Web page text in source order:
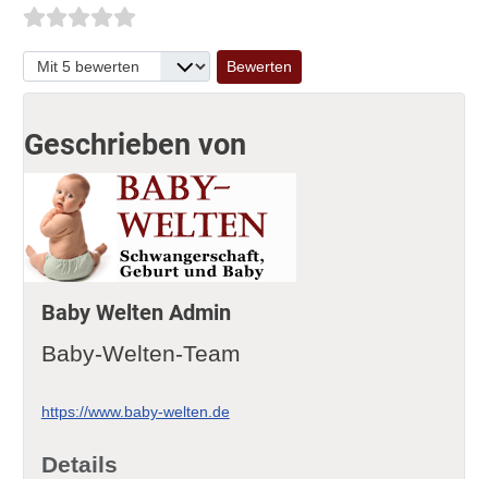
Bitte bewerten
Geschrieben von
Baby Welten Admin
Baby-Welten-Team
https://www.baby-welten.de
Details